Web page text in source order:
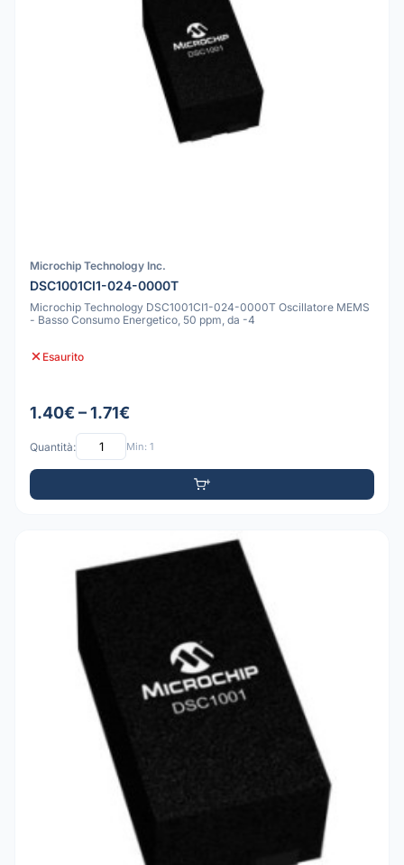
Microchip Technology Inc.
DSC1001CI1-024-0000T
Microchip Technology DSC1001CI1-024-0000T Oscillatore MEMS
- Basso Consumo Energetico, 50 ppm, da -4
Esaurito
1.40€ – 1.71€
Quantità: Min: 1